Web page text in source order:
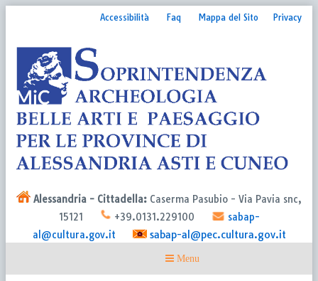
Accessibilità Faq Mappa del Sito Privacy
Alessandria - Cittadella: Caserma Pasubio - Via Pavia snc,
15121
+39.0131.229100
sabap-
al@cultura.gov.it
sabap-al@pec.cultura.gov.it